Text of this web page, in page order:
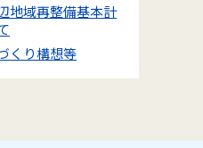
地域再整備基本計
くり構想等